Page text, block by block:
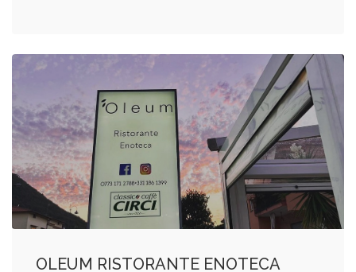
OLEUM RISTORANTE ENOTECA